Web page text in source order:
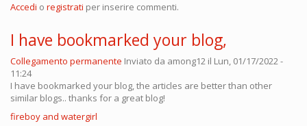
Accedi o registrati per inserire commenti.
I have bookmarked your blog,
Collegamento permanente Inviato da among12 il Lun, 01/17/2022 -
11:24
I have bookmarked your blog, the articles are better than other
similar blogs.. thanks for a great blog!
fireboy and watergirl